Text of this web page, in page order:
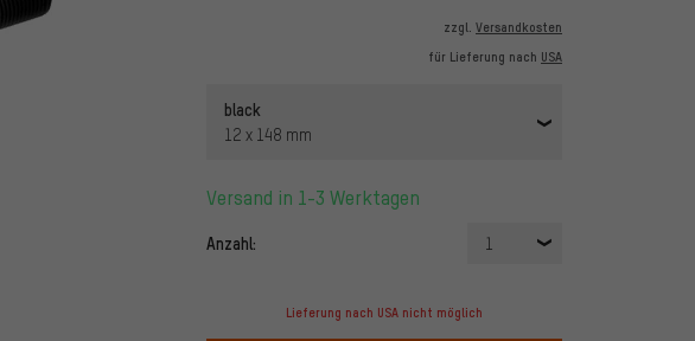
zzgl. Versandkosten
für Lieferung nach USA
black
12 x 148 mm
Versand in 1-3 Werktagen
Anzahl: 1
Lieferung nach USA nicht möglich